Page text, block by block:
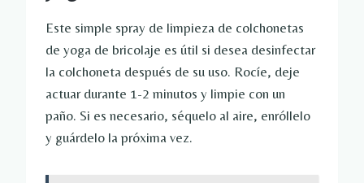
Este simple spray de limpieza de colchonetas
de yoga de bricolaje es útil si desea desinfectar
la colchoneta después de su uso. Rocíe, deje
actuar durante 1-2 minutos y limpie con un
paño. Si es necesario, séquelo al aire, enróllelo
y guárdelo la próxima vez.